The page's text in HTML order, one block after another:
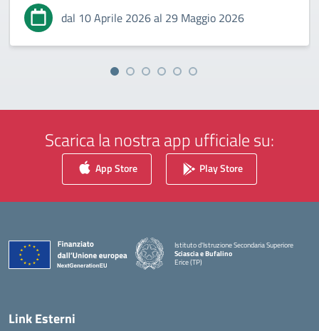
dal 10 Aprile 2026 al 29 Maggio 2026
Scarica la nostra app ufficiale su:
App Store Play Store
Istituto d'Istruzione Secondaria Superiore
Sciascia e Bufalino
Erice (TP)
Link Esterni